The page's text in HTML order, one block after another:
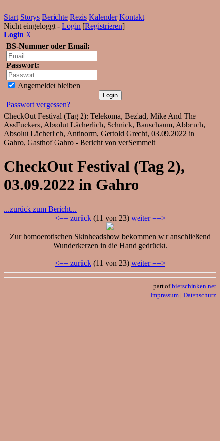
Start Storys Berichte Rezis Kalender Kontakt
Nicht eingeloggt - Login [Registrieren]
Login X
BS-Nummer oder Email:
Passwort:
Angemeldet bleiben
Passwort vergessen?
CheckOut Festival (Tag 2): Telekoma, Bezlad, Mike And The
AssFuckers, Absolut Lächerlich, Schnick, Bauschaum, Abbruch,
Absolut Lächerlich, Antinorm, Gertold Grecht, 03.09.2022 in
Gahro, Gasthof Gahro - Bericht von verSemmelt
CheckOut Festival (Tag 2),
03.09.2022 in Gahro
...zurück zum Bericht...
<== zurück(11 von 23) weiter ==>
Zur homoerotischen Skinheadshow bekommen wir anschließend
Wunderkerzen in die Hand gedrückt.
<== zurück(11 von 23) weiter ==>
part ofbierschinken.net
Impressum | Datenschutz